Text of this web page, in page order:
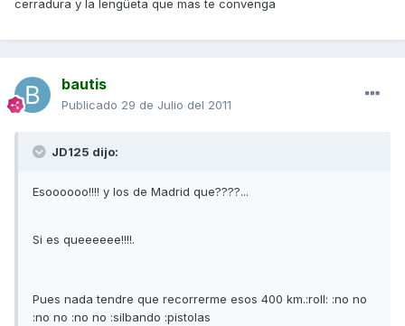
cerradura y la lengüeta que mas te convenga
bautis
Publicado 29 de Julio del 2011
JD125 dijo:
Esoooooo!!!! y los de Madrid que????...
Si es queeeeee!!!!.
Pues nada tendre que recorrerme esos 400 km.:roll: :no no
:no no :no no :silbando :pistolas